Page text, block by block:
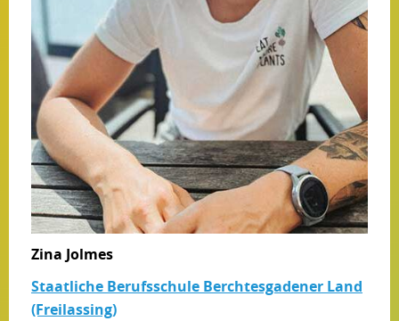
Zina Jolmes
Staatliche Berufsschule Berchtesgadener Land
(Freilassing)